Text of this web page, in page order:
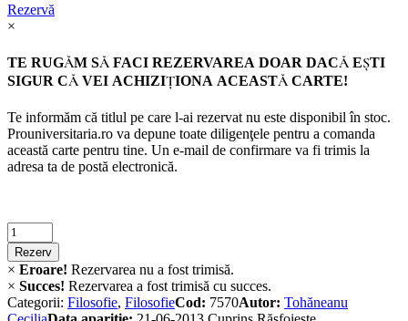
Rezervă
×
TE RUGĂM SĂ FACI REZERVAREA DOAR DACĂ EŞTI
SIGUR CĂ VEI ACHIZIŢIONA ACEASTĂ CARTE!
Te informăm că titlul pe care l-ai rezervat nu este disponibil în stoc.
Prouniversitaria.ro va depune toate diligenţele pentru a comanda
această carte pentru tine. Un e-mail de confirmare va fi trimis la
adresa ta de postă electronică.
Criminalistica
quantity
Rezerv
× Eroare! Rezervarea nu a fost trimisă.
× Succes! Rezervarea a fost trimisă cu succes.
Categorii: Filosofie, FilosofieCod: 7570Autor: Tohăneanu